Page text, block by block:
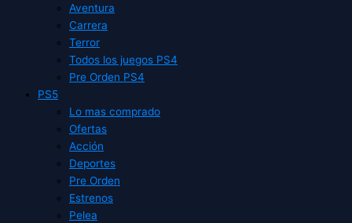
Aventura
Carrera
Terror
Todos los juegos PS4
Pre Orden PS4
PS5
Lo mas comprado
Ofertas
Acción
Deportes
Pre Orden
Estrenos
Pelea